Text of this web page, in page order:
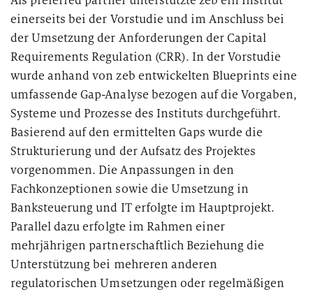
Krankenversicherer
Lebensversicherer
Spezialinstitute &
Techunternehmen
Fintechs
Leasinggesellschaften
Private Banking & Wealth
Management
Regulierung & Sonderprüfungen
Themenfür Financial Services
Transformationskompetenz entlang der gesamten
Wertschöpfungskette
Your search unfortunately did not yield any results. Please
change your search criteria and try again.
EU-Entgelttransparenzrichtlinie
vertagt? Von wegen!
einerseits bei der Vorstudie und im Anschluss bei
der Umsetzung der Anforderungen der Capital
Requirements Regulation (CRR). In der Vorstudie
wurde anhand von zeb entwickelten Blueprints eine
umfassende Gap-Analyse bezogen auf die Vorgaben,
Systeme und Prozesse des Instituts durchgeführt.
Basierend auf den ermittelten Gaps wurde die
Strukturierung und der Aufsatz des Projektes
vorgenommen. Die Anpassungen in den
Fachkonzeptionen sowie die Umsetzung in
Banksteuerung und IT erfolgte im Hauptprojekt.
Parallel dazu erfolgte im Rahmen einer
mehrjährigen partnerschaftlich Beziehung die
Unterstützung bei mehreren anderen
regulatorischen Umsetzungen oder regelmäßigen